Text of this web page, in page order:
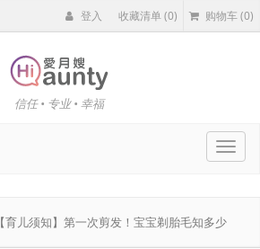
登入 收藏清单(0) 购物车(0)
信任 • 专业 • 幸福
【育儿须知】第一次剪发！宝宝剃胎毛知多少